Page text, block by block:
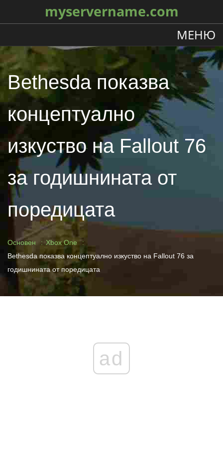
myservername.com
МЕНЮ
Bethesda показва
концептуално
изкуство на Fallout 76
за годишнината от
поредицата
Основен
Xbox One
Bethesda показва концептуално изкуство на Fallout 76 за
годишнината от поредицата
ad